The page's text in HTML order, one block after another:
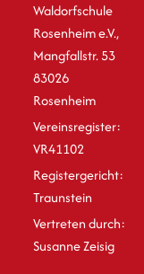
Waldorfschule
Rosenheim e.V.,
Mangfallstr. 53
83026
Rosenheim
Vereinsregister:
VR41102
Registergericht:
Traunstein
Vertreten durch:
Susanne Zeisig